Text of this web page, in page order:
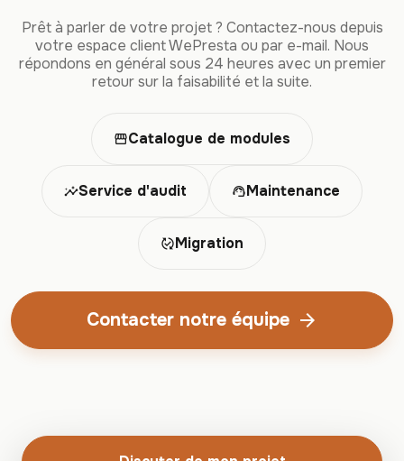
Prêt à parler de votre projet ? Contactez-nous depuis
votre espace client WePresta ou par e-mail. Nous
répondons en général sous 24 heures avec un premier
retour sur la faisabilité et la suite.
storefrontCatalogue de modules
insightsService d'audit support_agentMaintenance
published_with_changesMigration
Contacter notre équipe arrow_forward